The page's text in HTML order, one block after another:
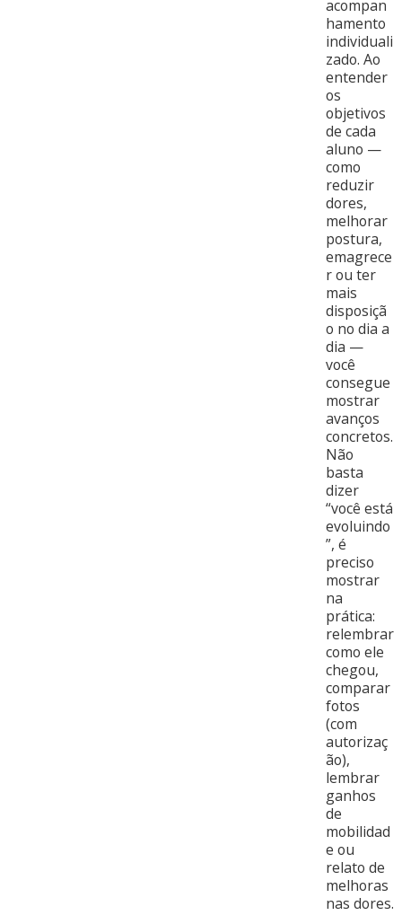
acompan
hamento
individuali
zado. Ao
entender
os
objetivos
de cada
aluno —
como
reduzir
dores,
melhorar
postura,
emagrece
r ou ter
mais
disposiçã
o no dia a
dia —
você
consegue
mostrar
avanços
concretos.
Não
basta
dizer
“você está
evoluindo
”, é
preciso
mostrar
na
prática:
relembrar
como ele
chegou,
comparar
fotos
(com
autorizaç
ão),
lembrar
ganhos
de
mobilidad
e ou
relato de
melhoras
nas dores.